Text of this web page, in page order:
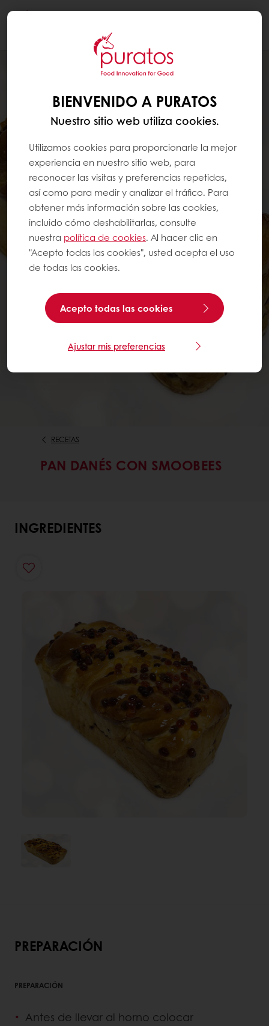
RECETAS
PAN DANÉS CON SMOOBEES
INGREDIENTES
PREPARACIÓN
PREPARACIÓN
Antes de llevar al horno colocar
BIENVENIDO A PURATOS
Nuestro sitio web utiliza cookies.
Utilizamos cookies para proporcionarle la mejor
experiencia en nuestro sitio web, para
reconocer las visitas y preferencias repetidas,
así como para medir y analizar el tráfico. Para
obtener más información sobre las cookies,
incluido cómo deshabilitarlas, consulte
nuestra política de cookies. Al hacer clic en
"Acepto todas las cookies", usted acepta el uso
de todas las cookies.
Acepto todas las cookies
Ajustar mis preferencias